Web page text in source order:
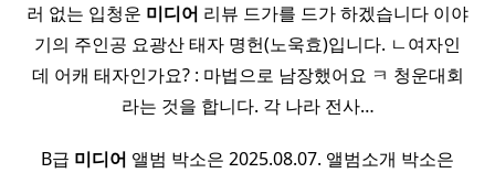
러 없는 입청운 미디어 리뷰 드가를 드가 하겠습니다 이야
기의 주인공 요광산 태자 명헌(노욱효)입니다. ㄴ여자인
데 어캐 태자인가요? : 마법으로 남장했어요 ㅋ 청운대회
라는 것을 합니다. 각 나라 전사…
B급 미디어 앨범 박소은 2025.08.07. 앨범소개 박소은